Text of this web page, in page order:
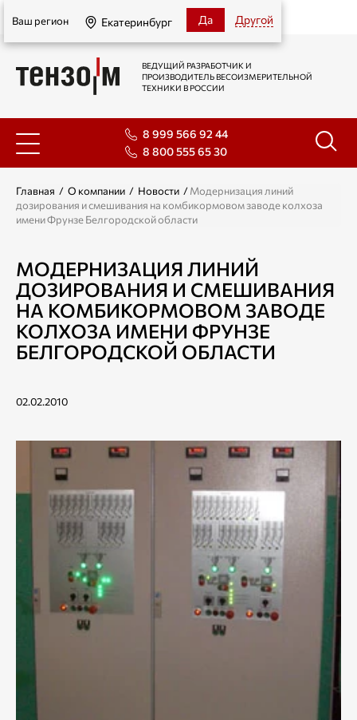
Екатеринбург
Ваш регион Екатеринбург Да Другой
ВЕДУЩИЙ РАЗРАБОТЧИК И
ПРОИЗВОДИТЕЛЬ ВЕСОИЗМЕРИТЕЛЬНОЙ
ТЕХНИКИ В РОССИИ
8 999 566 92 44
8 800 555 65 30
Главная / О компании / Новости /Модернизация линий
дозирования и смешивания на комбикормовом заводе колхоза
имени Фрунзе Белгородской области
МОДЕРНИЗАЦИЯ ЛИНИЙ
ДОЗИРОВАНИЯ И СМЕШИВАНИЯ
НА КОМБИКОРМОВОМ ЗАВОДЕ
КОЛХОЗА ИМЕНИ ФРУНЗЕ
БЕЛГОРОДСКОЙ ОБЛАСТИ
02.02.2010